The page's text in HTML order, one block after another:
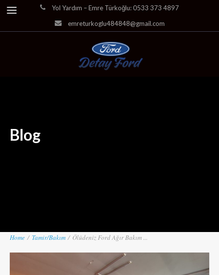
Yol Yardım – Emre Türkoğlu: 0533 373 4897
emreturkoglu484848@gmail.com
Blog
Home / Tamir/Bakım / Ölüdeniz Ford Ağır Bakım ...